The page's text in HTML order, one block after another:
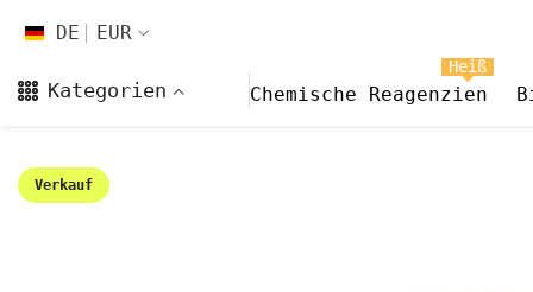
DE
FR
EUR
Kategorien Chemische Reagenzien
Heiß
Verkauf